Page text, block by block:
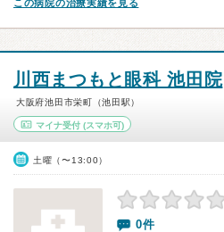
この病院の治療実績を見る
川西まつもと眼科 池田院
大阪府池田市栄町（池田駅）
マイナ受付 (スマホ可)
土曜（〜13:00）
0件